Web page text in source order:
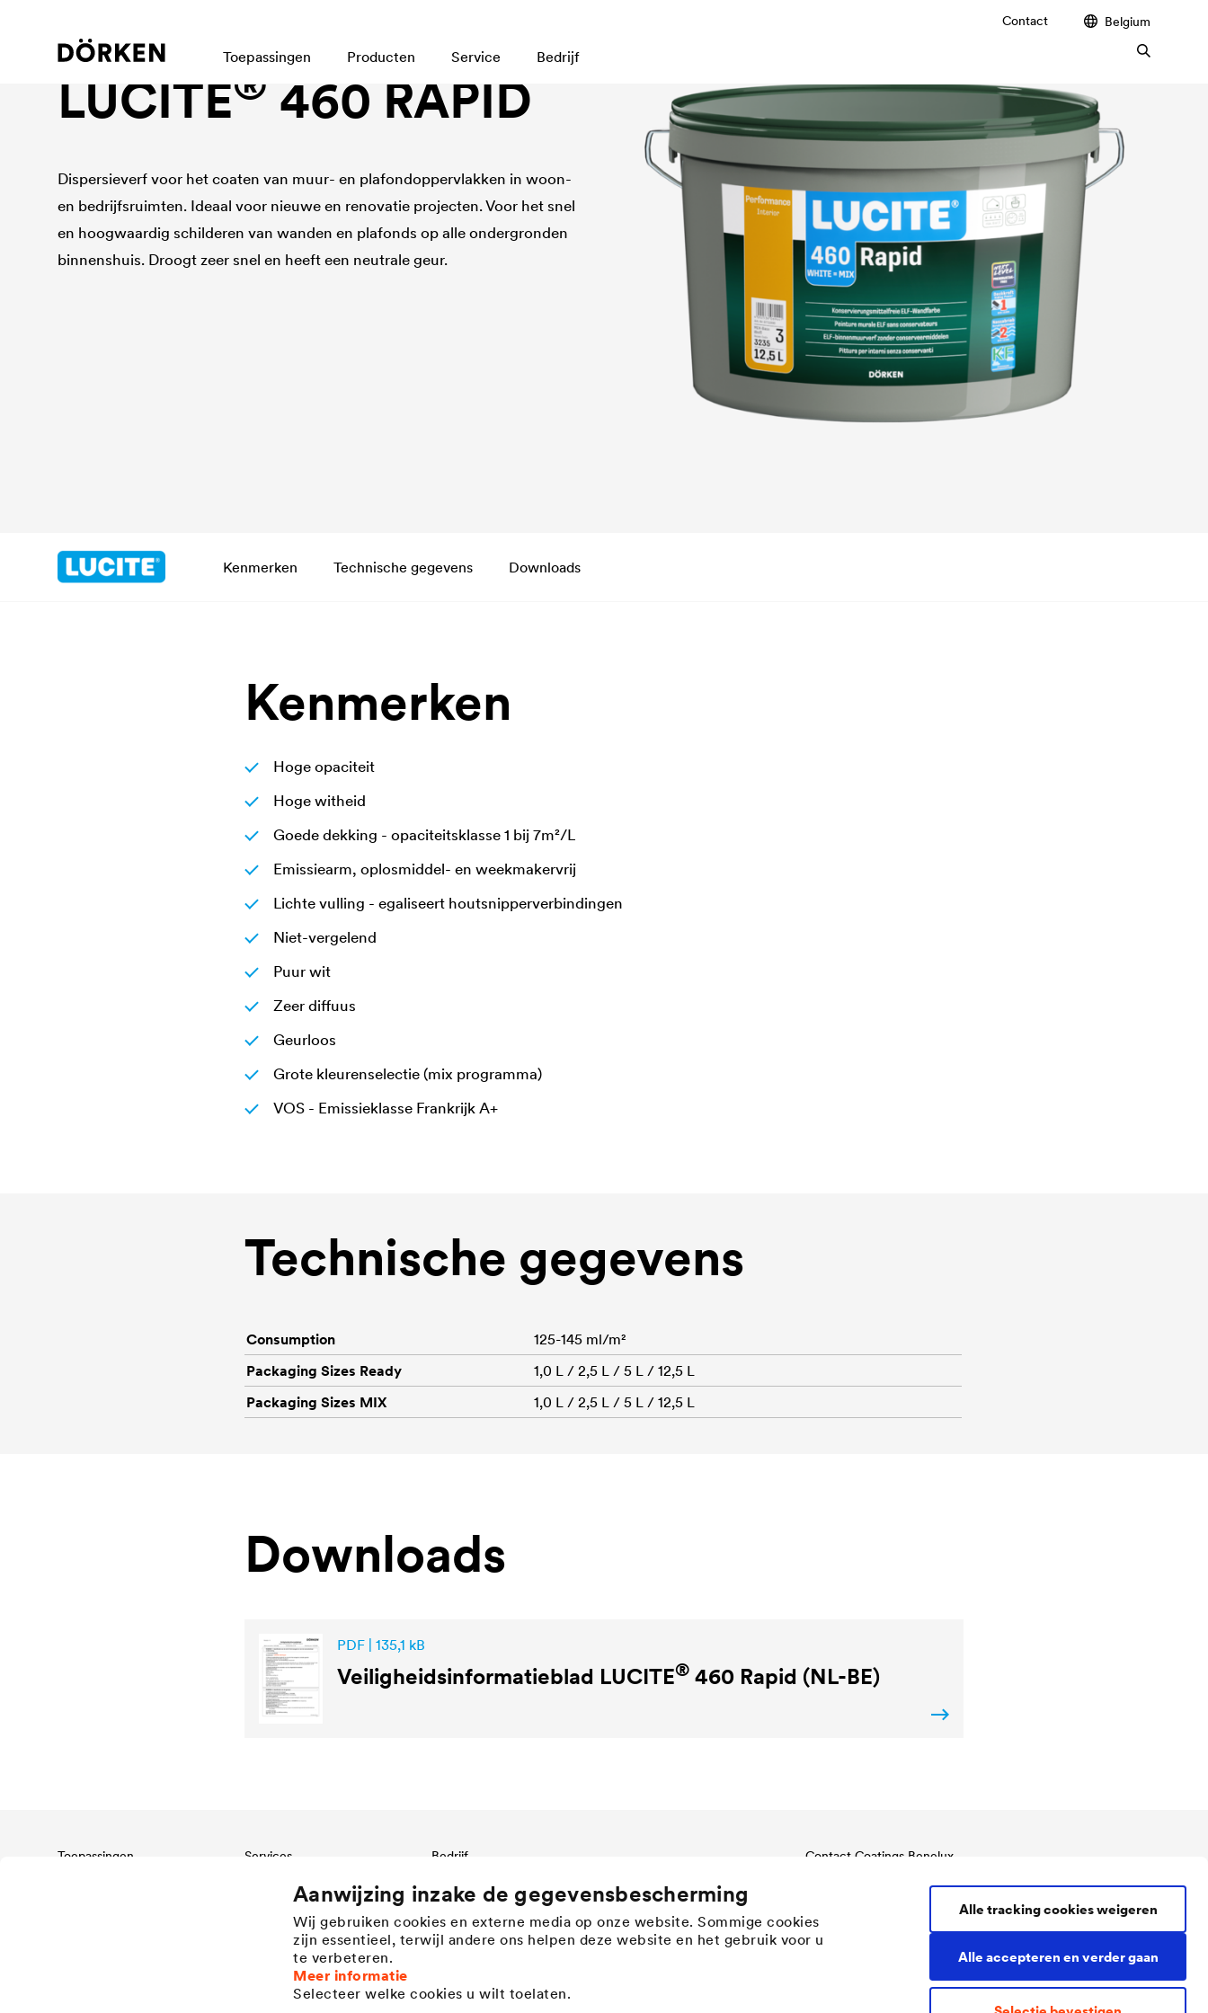
Aanwijzing inzake de gegevensbescherming
Wij gebruiken cookies en externe media op onze website. Sommige cookies
zijn essentieel, terwijl andere ons helpen deze website en het gebruik voor u
te verbeteren.
Meer informatie
Selecteer welke cookies u wilt toelaten.
Alle accepteren en verder gaan
Alle tracking cookies weigeren
Contact Belgium
Toepassingen Producten Service Bedrijf
Binnenmuurverven
LUCITE® 460 RAPID
Dispersieverf voor het coaten van muur- en plafondoppervlakken in woon-
en bedrijfsruimten. Ideaal voor nieuwe en renovatie projecten. Voor het snel
en hoogwaardig schilderen van wanden en plafonds op alle ondergronden
binnenshuis. Droogt zeer snel en heeft een neutrale geur.
Kenmerken Technische gegevens Downloads
Kenmerken
Hoge opaciteit
Hoge witheid
Goede dekking - opaciteitsklasse 1 bij 7m²/L
Emissiearm, oplosmiddel- en weekmakervrij
Lichte vulling - egaliseert houtsnipperverbindingen
Niet-vergelend
Puur wit
Zeer diffuus
Geurloos
Grote kleurenselectie (mix programma)
VOS - Emissieklasse Frankrijk A+
Technische gegevens
Consumption
125-145 ml/m²
Packaging Sizes Ready
1,0 L / 2,5 L / 5 L / 12,5 L
Packaging Sizes MIX
1,0 L / 2,5 L / 5 L / 12,5 L
Downloads
PDF | 135,1 kB
Veiligheidsinformatieblad LUCITE® 460 Rapid (NL-BE)
Toepassingen Services
Downloadcenter
Verkooppunten Architectural
Coaters Industrial Coatings
Bedrijf
Bedrijfsstructuur & management
Bedrijfscultuur, waarden &
teamgeest
Duurzaamheid
Contact Coatings Benelux
Centrum-Zuid 2067F
3530 Houthalen